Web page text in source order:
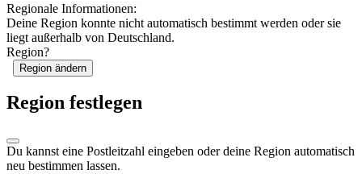
Regionale Informationen:
Deine Region konnte nicht automatisch bestimmt werden oder sie
liegt außerhalb von Deutschland.
Region?
Region ändern
Region festlegen
Du kannst eine Postleitzahl eingeben oder deine Region automatisch
neu bestimmen lassen.